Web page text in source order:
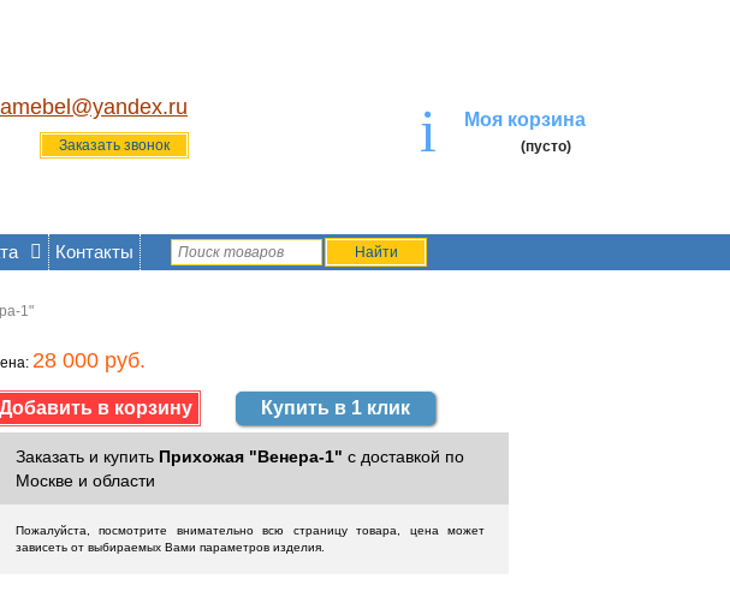
Заказать звонок i Моя корзина
(пусто)
Контакты
1"
28 000 руб.
Купить в 1 клик
Заказать и купить Прихожая "Венера-1" с доставкой по
Москве и области
Пожалуйста, посмотрите внимательно всю страницу товара, цена может
зависеть от выбираемых Вами параметров изделия.